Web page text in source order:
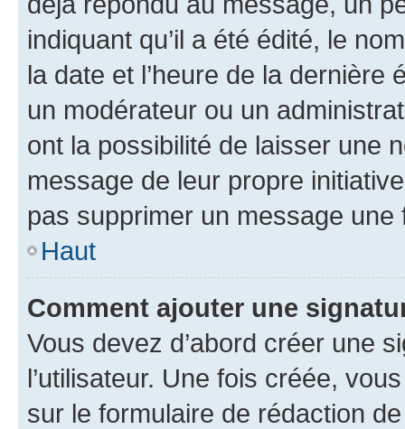
indiquant qu’il a été édité, le
la date et l’heure de la dernière
un modérateur ou un
ont la possibilité de laisser une
message de leur propre
pas supprimer un message une
Haut
Comment ajouter une
Vous devez d’abord créer une
l’utilisateur. Une fois créée,
sur le formulaire de rédaction